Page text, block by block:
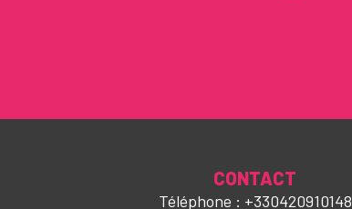
CONTACT
Téléphone : +330420910148